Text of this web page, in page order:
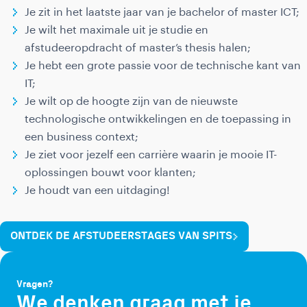
Je zit in het laatste jaar van je bachelor of master ICT;
Je wilt het maximale uit je studie en
afstudeeropdracht of master’s thesis halen;
Je hebt een grote passie voor de technische kant van
IT;
Je wilt op de hoogte zijn van de nieuwste
technologische ontwikkelingen en de toepassing in
een business context;
Je ziet voor jezelf een carrière waarin je mooie IT-
oplossingen bouwt voor klanten;
Je houdt van een uitdaging!
ONTDEK DE AFSTUDEERSTAGES VAN SPITS
Vragen?